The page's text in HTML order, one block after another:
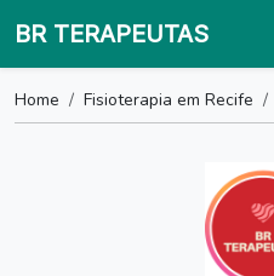
BR TERAPEUTAS
Home Fisioterapia em Recife